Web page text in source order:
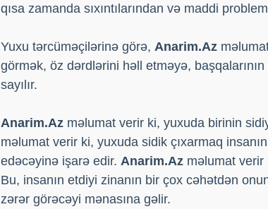
qısa zamanda sıxıntılarından və maddi
Yuxu tərcüməçilərinə görə, Anarim.Az
görmək, öz dərdlərini həll etməyə,
sayılır.
Anarim.Az məlumat verir ki, yuxuda birinin
məlumat verir ki, yuxuda sidik çıxarmaq
edəcəyinə işarə edir. Anarim.Az məlumat verir
Bu, insanın etdiyi zinanın bir çox cəhətdən
zərər görəcəyi mənasına gəlir.